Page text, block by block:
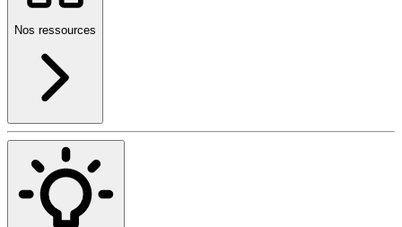
Nos ressources